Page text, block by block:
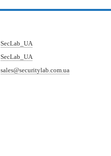
SecLab_UA
SecLab_UA
sales@securitylab.com.ua